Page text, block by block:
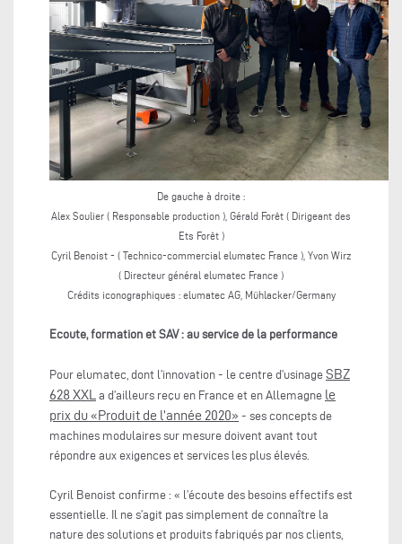
De gauche à droite :
Alex Soulier ( Responsable production ), Gérald Forêt ( Dirigeant des
Ets Forêt )
Cyril Benoist - ( Technico-commercial elumatec France ), Yvon Wirz
( Directeur général elumatec France )
Crédits iconographiques : elumatec AG, Mühlacker/Germany
Ecoute, formation et SAV : au service de la performance
Pour elumatec, dont l’innovation - le centre d’usinage SBZ
628 XXL a d’ailleurs reçu en France et en Allemagne le
prix du «Produit de l’année 2020» - ses concepts de
machines modulaires sur mesure doivent avant tout
répondre aux exigences et services les plus élevés.
Cyril Benoist confirme : « l’écoute des besoins effectifs est
essentielle. Il ne s’agit pas simplement de connaître la
nature des solutions et produits fabriqués par nos clients,